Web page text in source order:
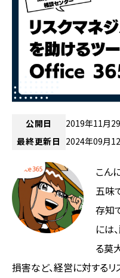
公開日
2019年11月29
最終更新日 2024年09月12
こん
五味
存知
には
る莫
損害など、経営に対する